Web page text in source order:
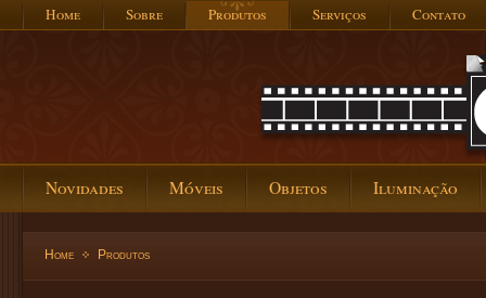
Home Sobre Produtos Serviços Contato
Novidades Móveis Objetos Iluminação
Home Produtos